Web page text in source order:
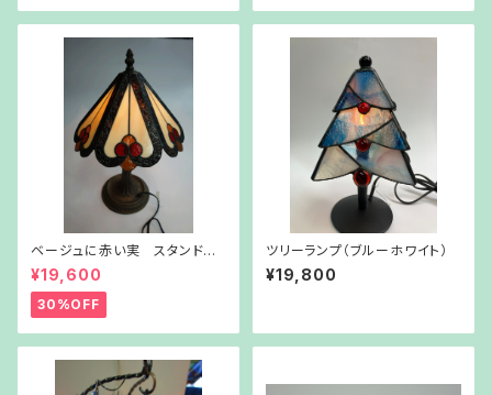
ベージュに赤い実 スタンドラ
ンプ
¥19,600
30%OFF
ツリーランプ（ブルーホワイト）
¥19,800